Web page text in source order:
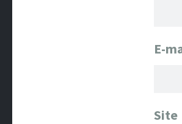
E-
Site